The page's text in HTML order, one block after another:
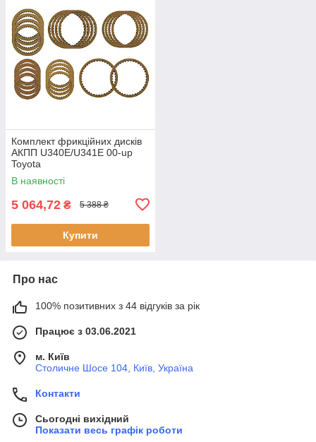
Комплект фрикційних дисків
АКПП U340E/U341E 00-up
Toyota
В наявності
5 064,72 ₴ 5 388 ₴
Купити
Про нас
100% позитивних з 44 відгуків за рік
Працює з 03.06.2021
м. Київ
Столичне Шосе 104, Київ, Україна
Контакти
Сьогодні вихідний
Показати весь графік роботи